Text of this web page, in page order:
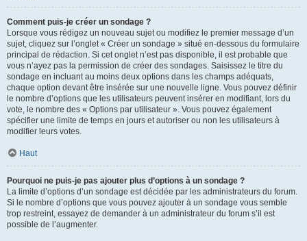
Comment puis-je créer un sondage ?
Lorsque vous rédigez un nouveau sujet ou modifiez le premier message d’un
sujet, cliquez sur l’onglet « Créer un sondage » situé en-dessous du formulaire
principal de rédaction. Si cet onglet n’est pas disponible, il est probable que
vous n’ayez pas la permission de créer des sondages. Saisissez le titre du
sondage en incluant au moins deux options dans les champs adéquats,
chaque option devant être insérée sur une nouvelle ligne. Vous pouvez définir
le nombre d’options que les utilisateurs peuvent insérer en modifiant, lors du
vote, le nombre des « Options par utilisateur ». Vous pouvez également
spécifier une limite de temps en jours et autoriser ou non les utilisateurs à
modifier leurs votes.
Haut
Pourquoi ne puis-je pas ajouter plus d’options à un sondage ?
La limite d’options d’un sondage est décidée par les administrateurs du forum.
Si le nombre d’options que vous pouvez ajouter à un sondage vous semble
trop restreint, essayez de demander à un administrateur du forum s’il est
possible de l’augmenter.